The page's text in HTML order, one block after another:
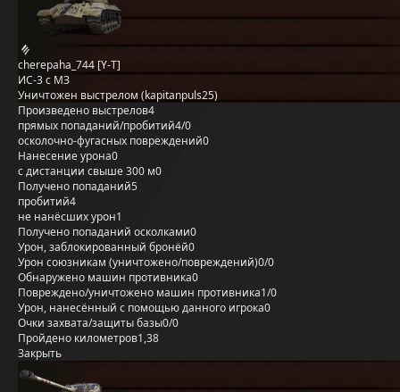
cherepaha_744 [Y-T]
ИС-3 с МЗ
Уничтожен выстрелом (kapitanpuls25)
Произведено выстрелов4
прямых попаданий/пробитий4/0
осколочно-фугасных повреждений0
Нанесение урона0
с дистанции свыше 300 м0
Получено попаданий5
пробитий4
не нанёсших урон1
Получено попаданий осколками0
Урон, заблокированный бронёй0
Урон союзникам (уничтожено/повреждений)0/0
Обнаружено машин противника0
Повреждено/уничтожено машин противника1/0
Урон, нанесённый с помощью данного игрока0
Очки захвата/защиты базы0/0
Пройдено километров1,38
Закрыть